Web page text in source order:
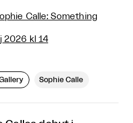
Calle: Something
2026 kl 14
Sophie Calle